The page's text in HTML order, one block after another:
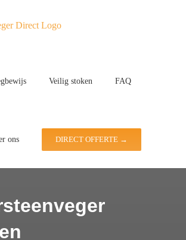
Veilig stoken FAQ
ons DIRECT OFFERTE →